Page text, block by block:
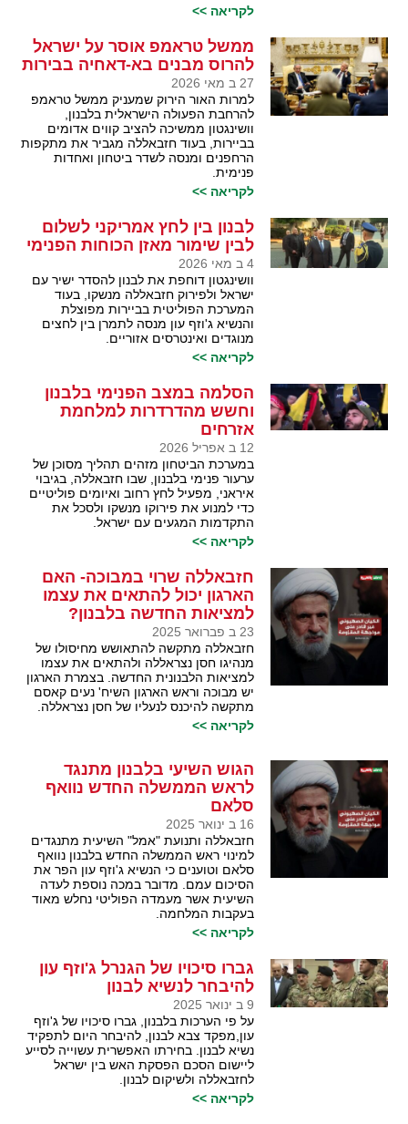
לקריאה >>
ממשל טראמפ אוסר על ישראל
להרוס מבנים בא-דאחיה בבירות
27 ב מאי 2026
למרות האור הירוק שמעניק ממשל טראמפ
להרחבת הפעולה הישראלית בלבנון,
וושינגטון ממשיכה להציב קווים אדומים
בביירות, בעוד חזבאללה מגביר את מתקפות
הרחפנים ומנסה לשדר ביטחון ואחדות
פנימית.
לקריאה >>
לבנון בין לחץ אמריקני לשלום
לבין שימור מאזן הכוחות הפנימי
4 ב מאי 2026
וושינגטון דוחפת את לבנון להסדר ישיר עם
ישראל ולפירוק חזבאללה מנשקו, בעוד
המערכת הפוליטית בביירות מפוצלת
והנשיא ג'וזף עון מנסה לתמרן בין לחצים
מנוגדים ואינטרסים אזוריים.
לקריאה >>
הסלמה במצב הפנימי בלבנון
וחשש מהדרדרות למלחמת
אזרחים
12 ב אפריל 2026
במערכת הביטחון מזהים תהליך מסוכן של
ערעור פנימי בלבנון, שבו חזבאללה, בגיבוי
איראני, מפעיל לחץ רחוב ואיומים פוליטיים
כדי למנוע את פירוקו מנשקו ולסכל את
התקדמות המגעים עם ישראל.
לקריאה >>
חזבאללה שרוי במבוכה- האם
הארגון יכול להתאים את עצמו
למציאות החדשה בלבנון?
23 ב פברואר 2025
חזבאללה מתקשה להתאושש מחיסולו של
מנהיגו חסן נצראללה ולהתאים את עצמו
למציאות הלבנונית החדשה. בצמרת הארגון
יש מבוכה וראש הארגון השיח' נעים קאסם
מתקשה להיכנס לנעליו של חסן נצראללה.
לקריאה >>
הגוש השיעי בלבנון מתנגד
לראש הממשלה החדש נוואף
סלאם
16 ב ינואר 2025
חזבאללה ותנועת "אמל" השיעית מתנגדים
למינוי ראש הממשלה החדש בלבנון נוואף
סלאם וטוענים כי הנשיא ג'וזף עון הפר את
הסיכום עמם. מדובר במכה נוספת לעדה
השיעית אשר מעמדה הפוליטי נחלש מאוד
בעקבות המלחמה.
לקריאה >>
גברו סיכויו של הגנרל ג'וזף עון
להיבחר לנשיא לבנון
9 ב ינואר 2025
על פי הערכות בלבנון, גברו סיכויו של ג'וזף
עון,מפקד צבא לבנון, להיבחר היום לתפקיד
נשיא לבנון. בחירתו האפשרית עשוייה לסייע
ליישום הסכם הפסקת האש בין ישראל
לחזבאללה ולשיקום לבנון.
לקריאה >>